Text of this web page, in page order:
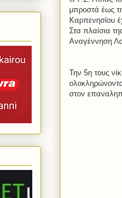
μπροστά έως
Καρπενησίου
Στα πλαίσια
Αναγέννηση
Την 5η τους
στον